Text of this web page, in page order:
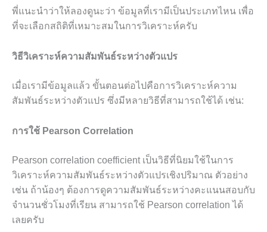
พี่แนะนำว่าให้ลองดูนะว่า ข้อมูลที่เรามีเป็นประเภทไหน เพื่อ
ที่จะเลือกสถิติที่เหมาะสมในการวิเคราะห์ครับ
วิธีวิเคราะห์ความสัมพันธ์ระหว่างตัวแปร
เมื่อเรามีข้อมูลแล้ว ขั้นตอนต่อไปคือการวิเคราะห์ความ
สัมพันธ์ระหว่างตัวแปร ซึ่งมีหลายวิธีที่สามารถใช้ได้ เช่น:
การใช้ Pearson Correlation
Pearson correlation coefficient เป็นวิธีที่นิยมใช้ในการ
วิเคราะห์ความสัมพันธ์ระหว่างตัวแปรเชิงปริมาณ ตัวอย่าง
เช่น ถ้าน้องๆ ต้องการดูความสัมพันธ์ระหว่างคะแนนสอบกับ
จำนวนชั่วโมงที่เรียน สามารถใช้ Pearson correlation ได้
เลยครับ